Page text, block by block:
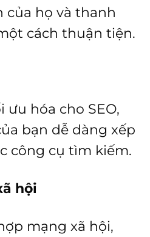
của họ và thanh
cách thuận tiện.
ưu hóa cho SEO,
bạn dễ dàng xếp
công cụ tìm kiếm.
hội
mạng xã hội,